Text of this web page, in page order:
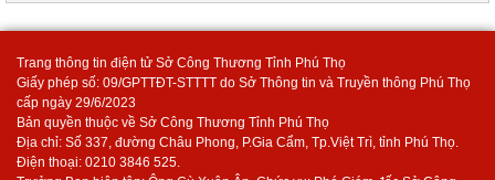
Trang thông tin điện tử Sở Công Thương Tỉnh Phú Thọ
Giấy phép số: 09/GPTTĐT-STTTT do Sở Thông tin và Truyền thông Phú Thọ
cấp ngày 29/6/2023
Bản quyền thuộc về Sở Công Thương Tỉnh Phú Thọ
Địa chỉ: Số 337, đường Châu Phong, P.Gia Cẩm, Tp.Việt Trì, tỉnh Phú Thọ.
Điện thoại: 0210 3846 525.